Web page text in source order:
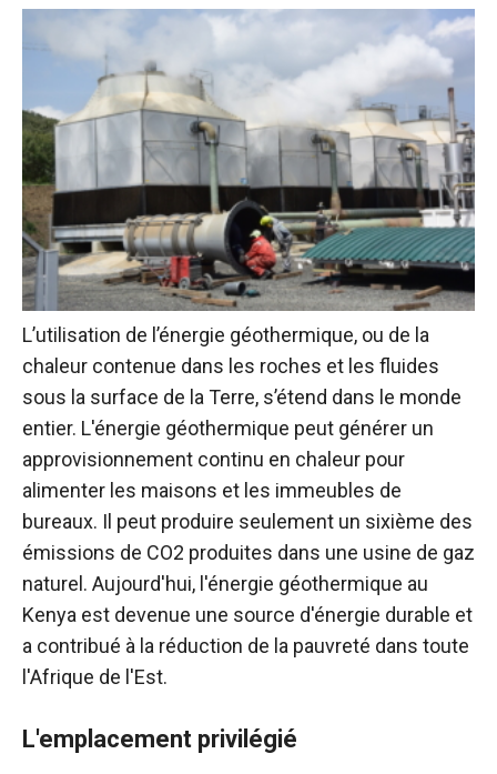
L’utilisation de l’énergie géothermique, ou de la
chaleur contenue dans les roches et les fluides
sous la surface de la Terre, s’étend dans le monde
entier. L'énergie géothermique peut générer un
approvisionnement continu en chaleur pour
alimenter les maisons et les immeubles de
bureaux. Il peut produire seulement un sixième des
émissions de CO2 produites dans une usine de gaz
naturel. Aujourd'hui, l'énergie géothermique au
Kenya est devenue une source d'énergie durable et
a contribué à la réduction de la pauvreté dans toute
l'Afrique de l'Est.
L'emplacement privilégié